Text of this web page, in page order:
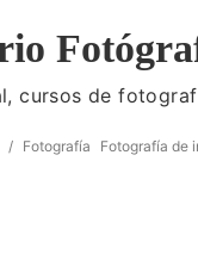
cursos de
/ Fotografía Fotografía de